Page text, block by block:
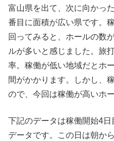
富山県を出て、次に向かっ
番目に面積が広い県です。
回ってみると、ホールの数
ルが多いと感じました。旅
率。稼働が低い地域だとホ
間がかかります。しかし、
ので、今回は稼働が高いホ
下記のデータは稼働開始4
データです。この日は朝か